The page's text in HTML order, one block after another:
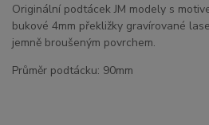
Originální podtácek JM modely s
bukové 4mm překližky gravírované
jemně broušeným povrchem.
Průměr podtácku: 90mm